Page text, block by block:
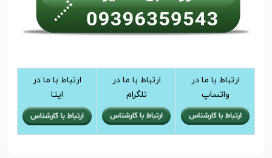
ارتباط با ما در
واتساپ
ارتباط با ما در
تلگرام
ارتباط با ما در
ایتا